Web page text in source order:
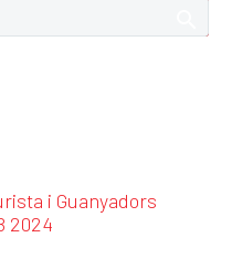
i Guanyadors
2024